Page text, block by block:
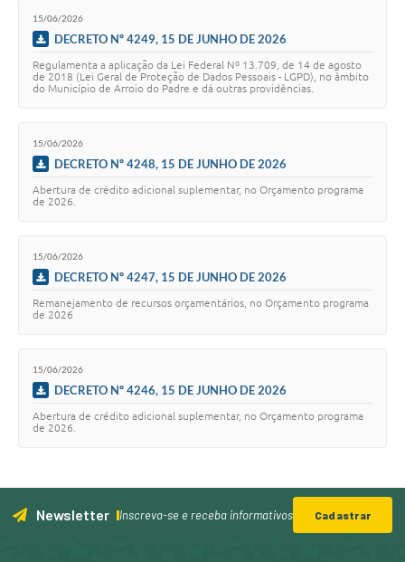
15/06/2026
DECRETO Nº 4249, 15 DE JUNHO DE 2026
Regulamenta a aplicação da Lei Federal Nº 13.709, de 14 de agosto
de 2018 (Lei Geral de Proteção de Dados Pessoais - LGPD), no âmbito
do Município de Arroio do Padre e dá outras providências.
15/06/2026
DECRETO Nº 4248, 15 DE JUNHO DE 2026
Abertura de crédito adicional suplementar, no Orçamento programa
de 2026.
15/06/2026
DECRETO Nº 4247, 15 DE JUNHO DE 2026
Remanejamento de recursos orçamentários, no Orçamento programa
de 2026
15/06/2026
DECRETO Nº 4246, 15 DE JUNHO DE 2026
Abertura de crédito adicional suplementar, no Orçamento programa
de 2026.
Newsletter Inscreva-se e receba informativos Cadastrar